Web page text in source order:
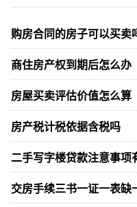
购房合同的房子可以买卖
商住房产权到期后怎么办
房屋买卖评估价值怎么算
房产税计税依据含税吗
二手写字楼贷款注意事项
交房手续三书一证一表缺